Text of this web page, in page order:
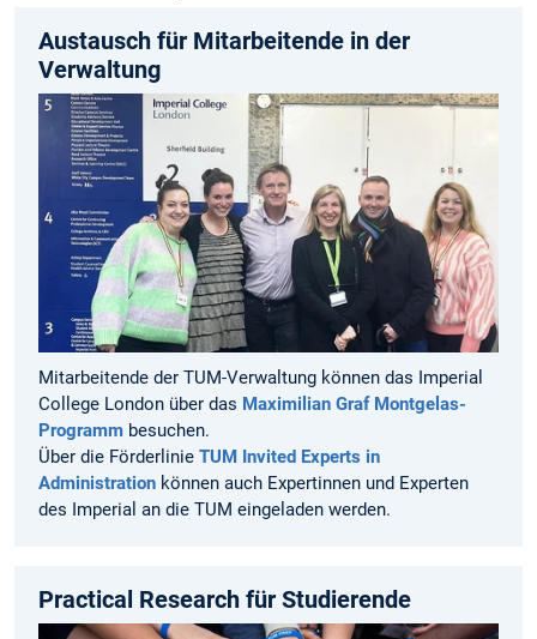
Austausch für Mitarbeitende in der
Verwaltung
Mitarbeitende der TUM-Verwaltung können das Imperial
College London über das Maximilian Graf Montgelas-
Programm besuchen.
Über die Förderlinie TUM Invited Experts in
Administration können auch Expertinnen und Experten
des Imperial an die TUM eingeladen werden.
Practical Research für Studierende